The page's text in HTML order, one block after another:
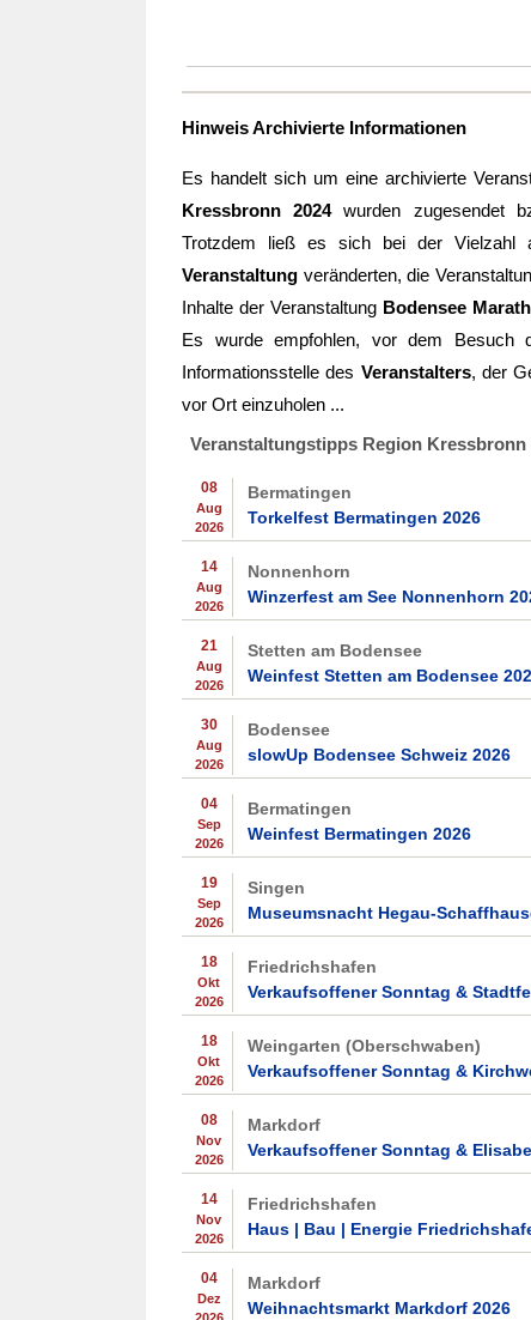
Hinweis Archivierte Informationen
Es handelt sich um eine archivierte
Kressbronn 2024wurden zugesendet
Trotzdem ließ es sich bei der Vielzahl
Veranstaltung veränderten, die
Inhalte der Veranstaltung Bodensee
Es wurde empfohlen, vor dem Besuch
Informationsstelle des Veranstalters, der
vor Ort einzuholen ...
Veranstaltungstipps Region Kressbronn
08
Aug
2026
Bermatingen
Torkelfest Bermatingen 2026
14
Aug
2026
Nonnenhorn
Winzerfest am See Nonnenhorn
21
Aug
2026
Stetten am Bodensee
Weinfest Stetten am Bodensee
30
Aug
2026
Bodensee
slowUp Bodensee Schweiz 2026
04
Sep
2026
Bermatingen
Weinfest Bermatingen 2026
19
Sep
2026
Singen
Museumsnacht Hegau-
18
Okt
2026
Friedrichshafen
Verkaufsoffener Sonntag &
18
Okt
2026
Weingarten (Oberschwaben)
Verkaufsoffener Sonntag &
08
Nov
2026
Markdorf
Verkaufsoffener Sonntag &
14
Nov
2026
Friedrichshafen
Haus | Bau | Energie
04
Dez
Markdorf
Weihnachtsmarkt Markdorf 2026